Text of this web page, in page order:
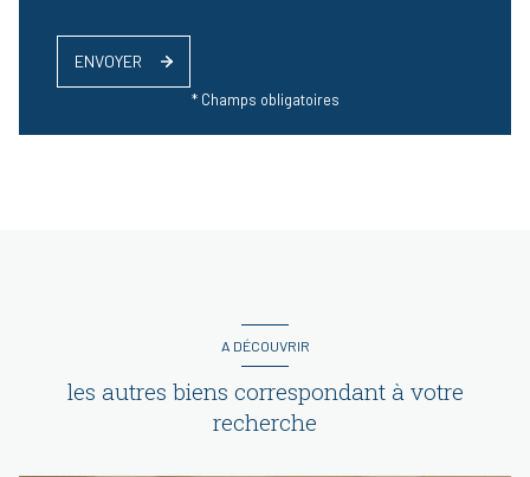
ENVOYER
* Champs obligatoires
A DÉCOUVRIR
les autres biens correspondant à votre
recherche